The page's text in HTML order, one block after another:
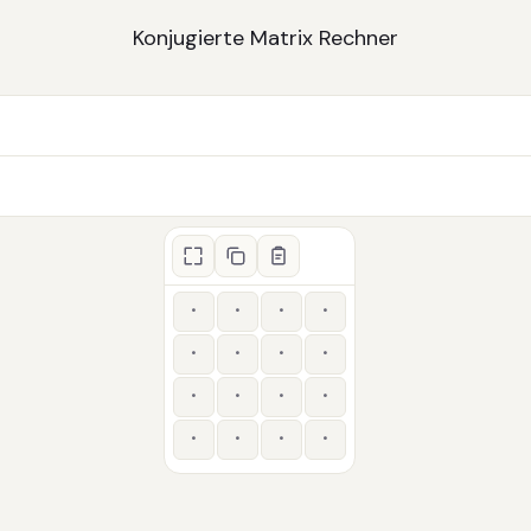
Konjugierte Matrix Rechner